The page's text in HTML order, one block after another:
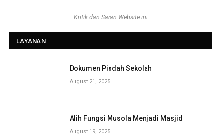
Kritik dan Saran Website ini
LAYANAN
Dokumen Pindah Sekolah
August 21, 2025
Alih Fungsi Musola Menjadi Masjid
August 19, 2025